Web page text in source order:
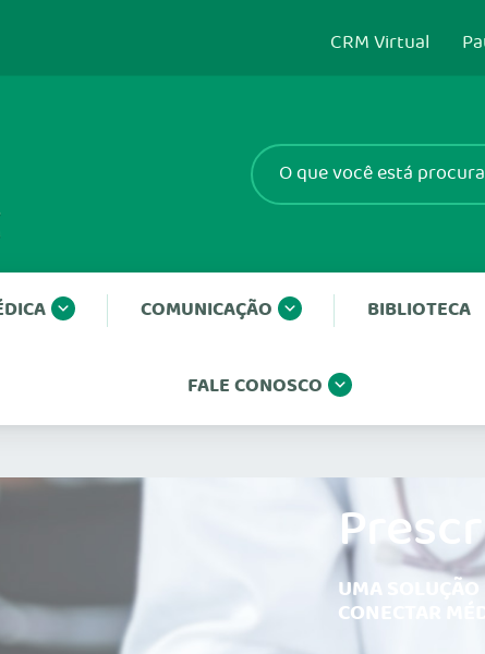
CRM Virtual
COMUNICAÇÃO BIBLIOTECA
FALE CONOSCO
UMA
CONECTAR